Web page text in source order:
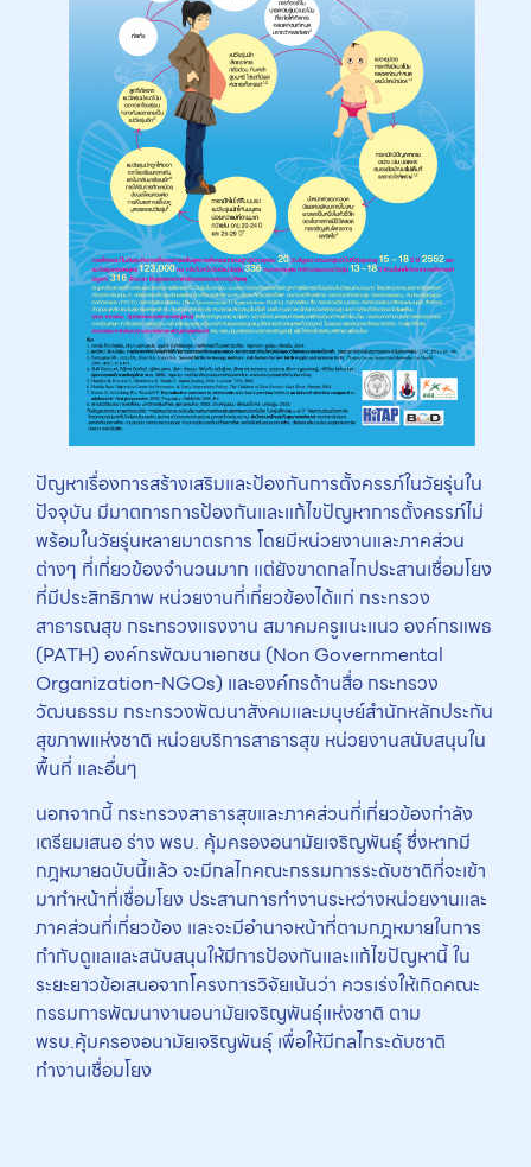
ปัญหาเรื่องการสร้างเสริมและป้องกันการตั้งครรภ์ในวัยรุ่นใน
ปัจจุบัน มีมาตการการป้องกันและแก้ไขปัญหาการตั้งครรภ์ไม่
พร้อมในวัยรุ่นหลายมาตรการ โดยมีหน่วยงานและภาคส่วน
ต่างๆ ที่เกี่ยวข้องจำนวนมาก แต่ยังขาดกลไกประสานเชื่อมโยง
ที่มีประสิทธิภาพ หน่วยงานที่เกี่ยวข้องได้แก่ กระทรวง
สาธารณสุข กระทรวงแรงงาน สมาคมครูแนะแนว องค์กรแพธ
(PATH) องค์กรพัฒนาเอกชน (Non Governmental
Organization-NGOs) และองค์กรด้านสื่อ กระทรวง
วัฒนธรรม กระทรวงพัฒนาสังคมและมนุษย์สำนักหลักประกัน
สุขภาพแห่งชาติ หน่วยบริการสาธารสุข หน่วยงานสนับสนุนใน
พื้นที่ และอื่นๆ
นอกจากนี้ กระทรวงสาธารสุขและภาคส่วนที่เกี่ยวข้องกำลัง
เตรียมเสนอ ร่าง พรบ. คุ้มครองอนามัยเจริญพันธุ์ ซึ่งหากมี
กฎหมายฉบับนี้แล้ว จะมีกลไกคณะกรรมการระดับชาติที่จะเข้า
มาทำหน้าที่เชื่อมโยง ประสานการทำงานระหว่างหน่วยงานและ
ภาคส่วนที่เกี่ยวข้อง และจะมีอำนาจหน้าที่ตามกฎหมายในการ
กำกับดูแลและสนับสนุนให้มีการป้องกันและแก้ไขปัญหานี้ ใน
ระยะยาวข้อเสนอจากโครงการวิจัยเน้นว่า ควรเร่งให้เกิดคณะ
กรรมการพัฒนางานอนามัยเจริญพันธุ์แห่งชาติ ตาม
พรบ.คุ้มครองอนามัยเจริญพันธุ์ เพื่อให้มีกลไกระดับชาติ
ทำงานเชื่อมโยง